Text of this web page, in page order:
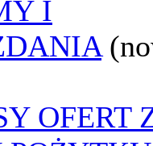
I
OFERT